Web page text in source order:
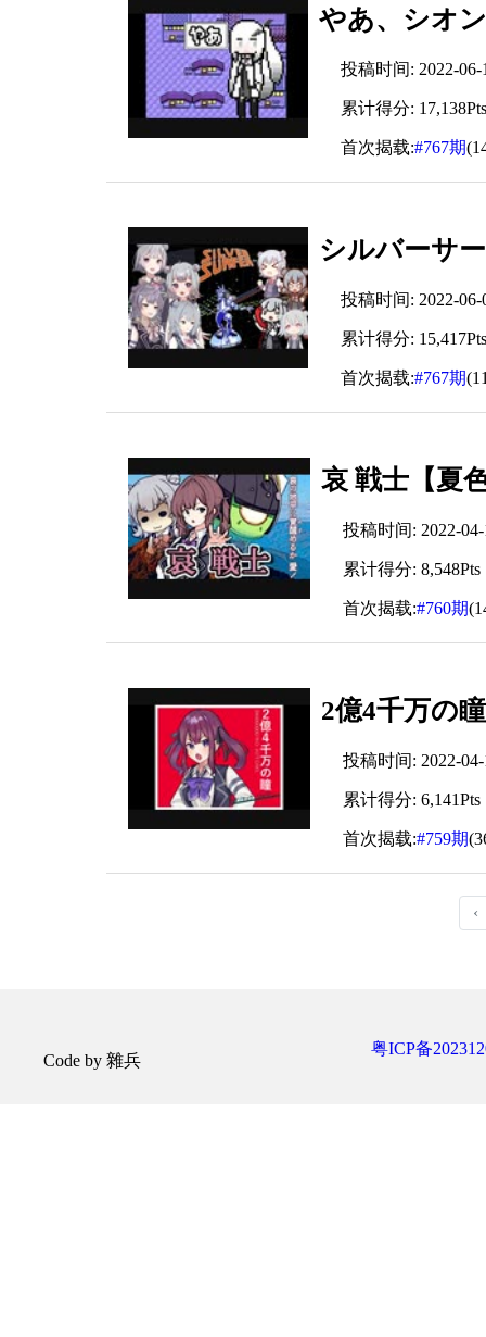
やあ、シオ
投稿时间: 2022-06-
累计得分:
首次揭载:#767期
シルバーサ
投稿时间: 2022-06-
累计得分:
首次揭载:#767期
哀 戦士【夏
投稿时间: 2022-04-
累计得分: 8,548Pts
首次揭载:#760期
2億4千万の
投稿时间: 2022-04-
累计得分: 6,141Pts
首次揭载:#759期
‹
Code by 雜兵
粤ICP备